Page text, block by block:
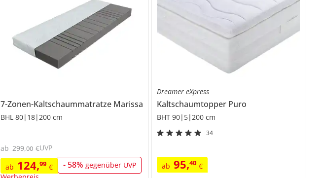
Flexo 2
7-Zonen-Kaltschaummatratze Marissa
BHL 80|18|200 cm
ab 124,99 € - 58% gegenüber UVP
ab 299,00 €UVP
Dreamer eXpress
Kaltschaumtopper Puro
BHT 90|5|200 cm
34
ab 95,40 €